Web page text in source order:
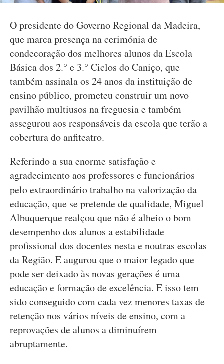
O presidente do Governo Regional da Madeira,
que marca presença na cerimónia de
condecoração dos melhores alunos da Escola
Básica dos 2.° e 3.° Ciclos do Caniço, que
também assinala os 24 anos da instituição de
ensino público, prometeu construir um novo
pavilhão multiusos na freguesia e também
assegurou aos responsáveis da escola que terão a
cobertura do anfiteatro.
Referindo a sua enorme satisfação e
agradecimento aos professores e funcionários
pelo extraordinário trabalho na valorização da
educação, que se pretende de qualidade, Miguel
Albuquerque realçou que não é alheio o bom
desempenho dos alunos a estabilidade
profissional dos docentes nesta e noutras escolas
da Região. E augurou que o maior legado que
pode ser deixado às novas gerações é uma
educação e formação de excelência. E isso tem
sido conseguido com cada vez menores taxas de
retenção nos vários níveis de ensino, com a
reprovações de alunos a diminuírem
abruptamente.